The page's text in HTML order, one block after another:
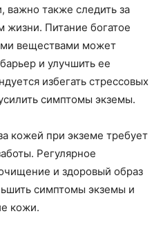
также следить за
жизни. Питание богатое
веществами может
и улучшить ее
избегать стрессовых
симптомы экземы.
кожей при экземе требует
Регулярное
и здоровый образ
симптомы экземы и
кожи.